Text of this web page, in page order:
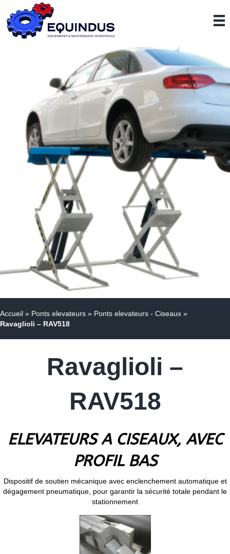
Accueil » Ponts elevateurs » Ponts elevateurs - Ciseaux »
Ravaglioli – RAV518
Ravaglioli –
RAV518
ELEVATEURS A CISEAUX, AVEC
PROFIL BAS
Dispositif de soutien mécanique avec enclenchement automatique et
dégagement pneumatique, pour garantir la sécurité totale pendant le
stationnement